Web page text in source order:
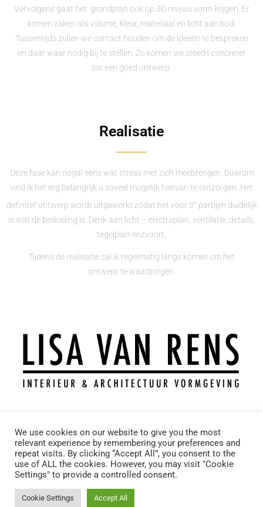
Vervolgens gaat het grondplan ook op 3D niveau vorm krijgen. Er
komen zaken als volume, kleur, materiaal en licht aan bod.
Tussentijds zullen we contact houden om de ideeën te bespreken
en daar waar nodig bij te stellen. Zo komen we steeds concreter
tot een goed ontwerp.
Realisatie
Deze fase kan nogal eens wat stress met zich meebrengen. Daarom
vind ik het erg belangrijk u zoveel mogelijk hiervan te ontzorgen. Het
definitef ontwerp wordt uitgewerkt zodat het voor 3epartijen duidelijk
is wat de bedoeling is. Denk aan licht – electraplan, ventilatie, details,
tegelplan enzvoort,
Tijdens de realisatie zal ik regelmatig langs komen om het
ontwerp te waarborgen.
T.: +31 6 11743969
M.: info@lisavanrens.nl
A.: Molenveldweg 9 – 5953KT – Reuver
Wil je niets missen?
We use cookies on our website to give you the most
relevant experience by remembering your preferences and
repeat visits. By clicking “Accept All”, you consent to the
use of ALL the cookies. However, you may visit "Cookie
Settings" to provide a controlled consent.
Cookie Settings Accept All